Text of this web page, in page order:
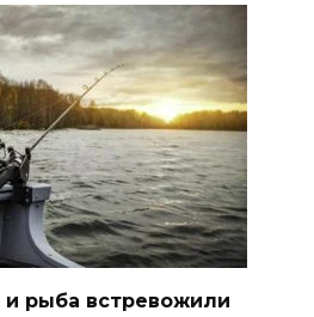
рыба встревожили